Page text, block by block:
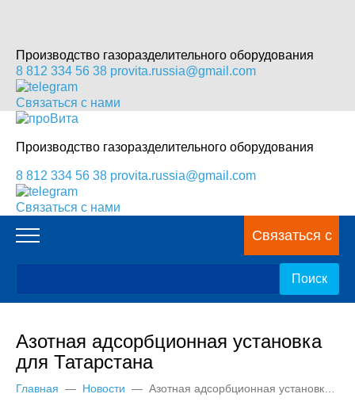
Производство газоразделительного оборудования
8 812 334 56 38 provita.russia@gmail.com
Связаться с нами
Производство газоразделительного оборудования
8 812 334 56 38 provita.russia@gmail.com
Связаться с нами
Связаться с
нами
Азотная адсорбционная установка
для Татарстана
Главная — Новости — Азотная адсорбционная установка для Татарстана